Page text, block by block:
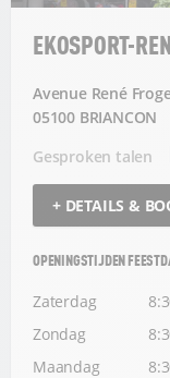
EKOSPORT-
Avenue René
05100 BRIANCON
Gesproken talen
+ DETAILS &
OPENINGSTIJDEN
Zaterdag
Zondag
Maandag